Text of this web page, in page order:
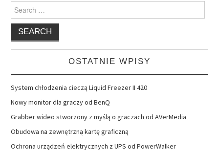
Search
for:
OSTATNIE WPISY
System chłodzenia cieczą Liquid Freezer II 420
Nowy monitor dla graczy od BenQ
Grabber wideo stworzony z myślą o graczach od AVerMedia
Obudowa na zewnętrzną kartę graficzną
Ochrona urządzeń elektrycznych z UPS od PowerWalker